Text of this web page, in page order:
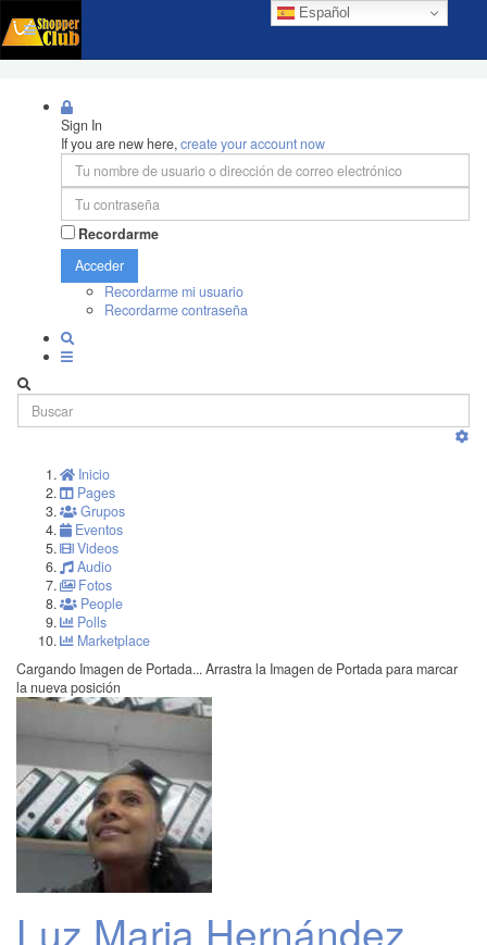
Español
Sign In
If you are new here,create your account now
Recordarme
Acceder
Recordarme mi usuario
Recordarme contraseña
Inicio
Pages
Grupos
Eventos
Videos
Audio
Fotos
People
Polls
Marketplace
Cargando Imagen de Portada... Arrastra la Imagen de Portada para marcar
la nueva posición
Luz Maria Hernández